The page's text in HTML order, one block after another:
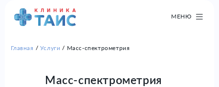
МЕНЮ
Главная Услуги Масс-спектрометрия
Масс-спектрометрия